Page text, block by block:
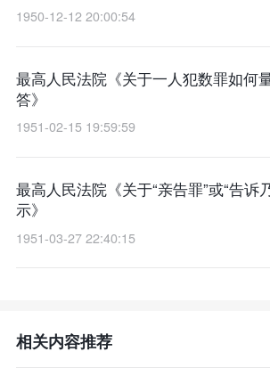
1950-12-12 20:00:54
最高人民法院《关于一人犯数罪如何
答》
1951-02-15 19:59:59
最高人民法院《关于“亲告罪”或“告诉
示》
1951-03-27 22:40:15
相关内容推荐